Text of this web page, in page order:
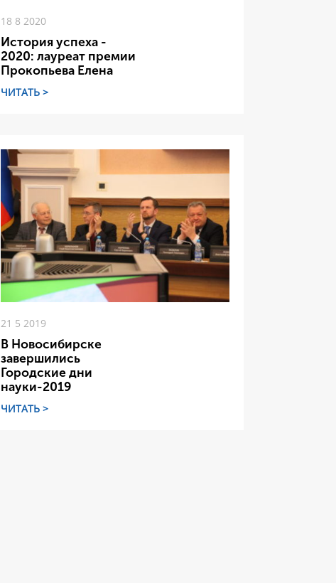
18 8 2020
История успеха -
2020: лауреат премии
Прокопьева Елена
ЧИТАТЬ >
21 5 2019
В Новосибирске
завершились
Городские дни
науки-2019
ЧИТАТЬ >